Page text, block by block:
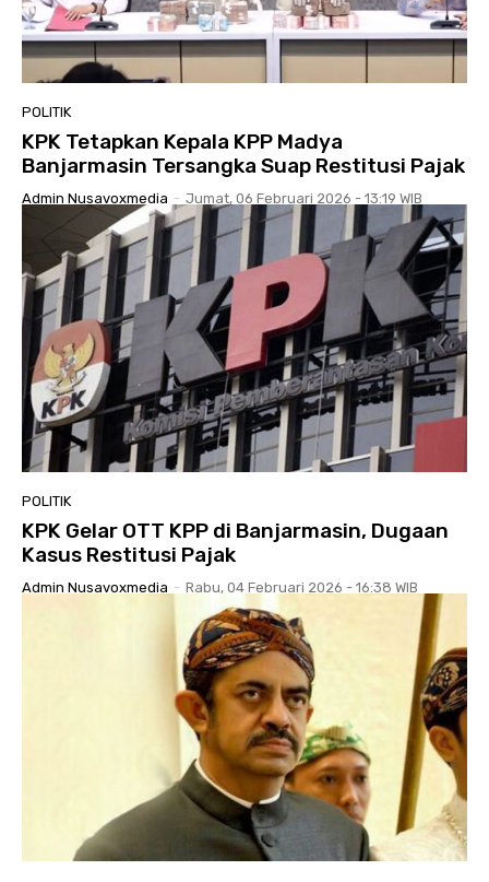
POLITIK
KPK Tetapkan Kepala KPP Madya
Banjarmasin Tersangka Suap Restitusi Pajak
Admin Nusavoxmedia - Jumat, 06 Februari 2026 - 13:19 WIB
POLITIK
KPK Gelar OTT KPP di Banjarmasin, Dugaan
Kasus Restitusi Pajak
Admin Nusavoxmedia - Rabu, 04 Februari 2026 - 16:38 WIB